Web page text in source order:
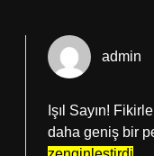
admin
Işıl Sayın!
daha geniş bir